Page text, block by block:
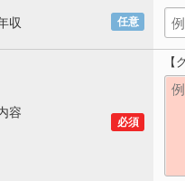
任意
収
必須
容
【